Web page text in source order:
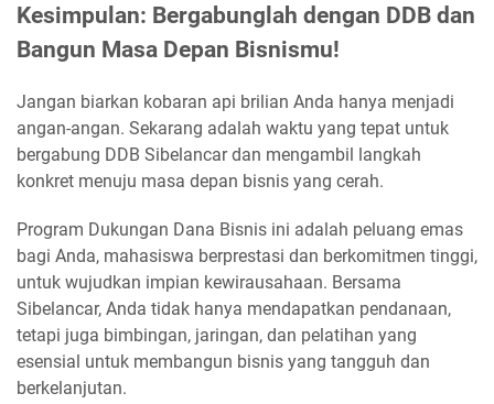
Kesimpulan: Bergabunglah dengan DDB dan
Bangun Masa Depan Bisnismu!
Jangan biarkan kobaran api brilian Anda hanya menjadi
angan-angan. Sekarang adalah waktu yang tepat untuk
bergabung DDB Sibelancar dan mengambil langkah
konkret menuju masa depan bisnis yang cerah.
Program Dukungan Dana Bisnis ini adalah peluang emas
bagi Anda, mahasiswa berprestasi dan berkomitmen tinggi,
untuk wujudkan impian kewirausahaan. Bersama
Sibelancar, Anda tidak hanya mendapatkan pendanaan,
tetapi juga bimbingan, jaringan, dan pelatihan yang
esensial untuk membangun bisnis yang tangguh dan
berkelanjutan.